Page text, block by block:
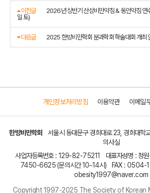
이전글
2026년 상반기 산삼비만약침 & 동안약침
일 토)
다음글 2025 한방비만학회 분과학회 학술대회 개최
개인정보처리방침 이용약관 이메일
한방비만학회
서울시 동대문구 경희대로 23, 경희대학
의사실
사업자등록번호 : 129-82-75211 대표자성명 : 정
7450-6625(문의시간 10~14시) FAX : 0504-
obesity1997@naver.com
Copyright 1997-2025 The Society of Korean